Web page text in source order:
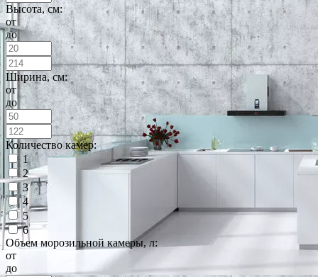
Высота, см:
от
до
Ширина, см:
от
до
Количество камер:
1
2
3
4
5
6
Объем морозильной камеры, л:
от
до